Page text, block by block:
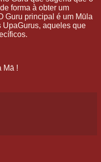
forma à obter um
Guru principal é um Mūla
UpaGurus, aqueles que
Mā !